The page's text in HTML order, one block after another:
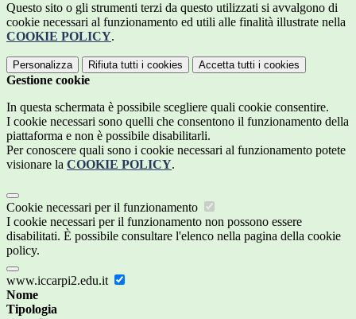
Questo sito o gli strumenti terzi da questo utilizzati si avvalgono di
cookie necessari al funzionamento ed utili alle finalità illustrate nella
COOKIE POLICY.
Personalizza Rifiuta tutti i cookies Accetta tutti i cookies
Gestione cookie
In questa schermata è possibile scegliere quali cookie consentire.
I cookie necessari sono quelli che consentono il funzionamento della
piattaforma e non è possibile disabilitarli.
Per conoscere quali sono i cookie necessari al funzionamento potete
visionare la COOKIE POLICY.
Cookie necessari per il funzionamento
I cookie necessari per il funzionamento non possono essere
disabilitati. È possibile consultare l'elenco nella pagina della cookie
policy.
www.iccarpi2.edu.it
Nome
Tipologia